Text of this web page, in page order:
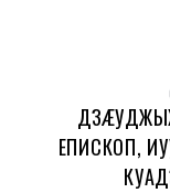
ЕПИСКОП,